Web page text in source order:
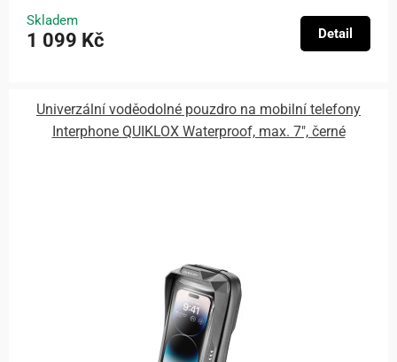
Skladem
1 099 Kč Detail
Univerzální voděodolné pouzdro na mobilní telefony
Interphone QUIKLOX Waterproof, max. 7", černé